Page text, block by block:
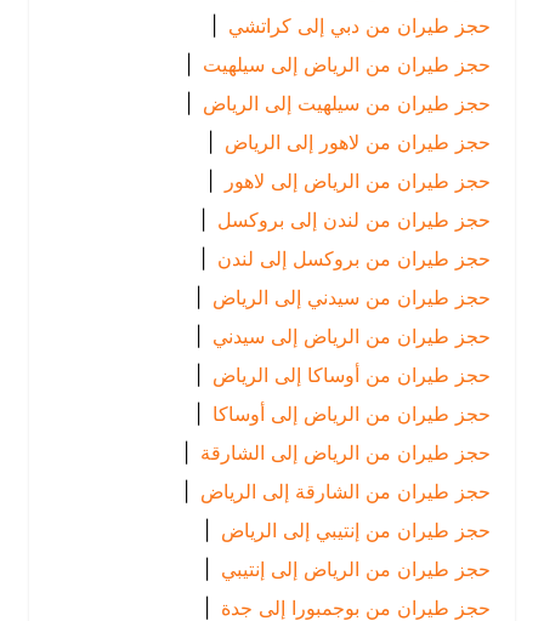
حجز طيران من دبي إلى كراتشي |
حجز طيران من الرياض إلى سيلهيت |
حجز طيران من سيلهيت إلى الرياض
|
حجز طيران من لاهور إلى الرياض
|
حجز طيران من الرياض إلى لاهور |
حجز طيران من لندن إلى بروكسل |
حجز طيران من بروكسل إلى لندن
|
حجز طيران من سيدني إلى الرياض
|
حجز طيران من الرياض إلى سيدني |
حجز طيران من أوساكا إلى الرياض
|
حجز طيران من الرياض إلى أوساكا |
حجز طيران من الرياض إلى الشارقة |
حجز طيران من الشارقة إلى الرياض
|
حجز طيران من إنتيبي إلى الرياض
|
حجز طيران من الرياض إلى إنتيبي |
حجز طيران من بوجمبورا إلى جدة